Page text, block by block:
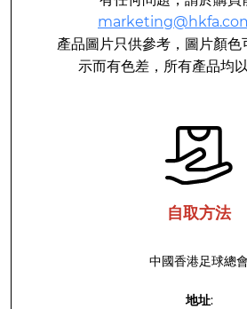
產品圖片只供參考，圖片顏色
示而有色差，所有產品均
自取方法
中國香港足球總會
地址: